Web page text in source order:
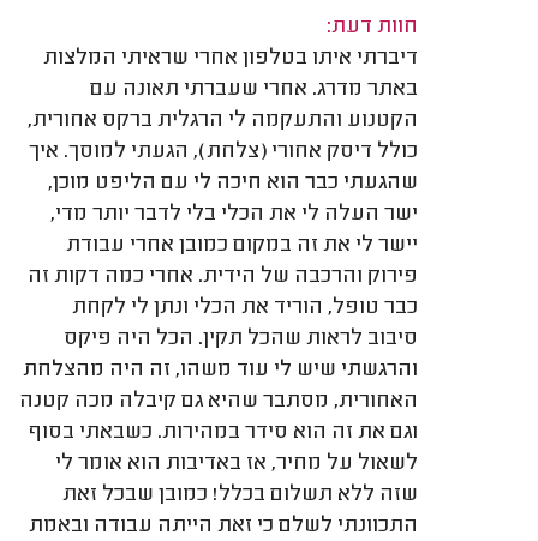
חוות דעת:
דיברתי איתו בטלפון אחרי שראיתי המלצות
באתר מדרג. אחרי שעברתי תאונה עם
הקטנוע והתעקמה לי הרגלית ברקס אחורית,
כולל דיסק אחורי (צלחת), הגעתי למוסך. איך
שהגעתי כבר הוא חיכה לי עם הליפט מוכן,
ישר העלה לי את הכלי בלי לדבר יותר מדי,
יישר לי את זה במקום כמובן אחרי עבודת
פירוק והרכבה של הידית. אחרי כמה דקות זה
כבר טופל, הוריד את הכלי ונתן לי לקחת
סיבוב לראות שהכל תקין. הכל היה פיקס
והרגשתי שיש לי עוד משהו, זה היה מהצלחת
האחורית, מסתבר שהיא גם קיבלה מכה קטנה
וגם את זה הוא סידר במהירות. כשבאתי בסוף
לשאול על מחיר, אז באדיבות הוא אומר לי
שזה ללא תשלום בכלל! כמובן שבכל זאת
התכוונתי לשלם כי זאת הייתה עבודה ובאמת